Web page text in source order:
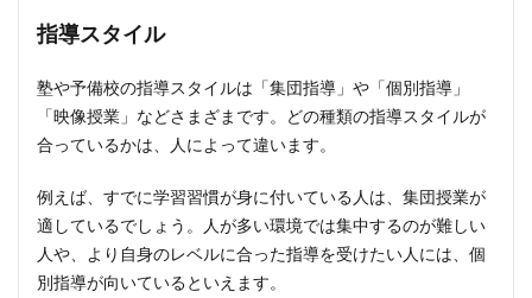
指導スタイル
塾や予備校の指導スタイルは「集団指導」や「個別指導」
「映像授業」などさまざまです。どの種類の指導スタイルが
合っているかは、人によって違います。
例えば、すでに学習習慣が身に付いている人は、集団授業が
適しているでしょう。人が多い環境では集中するのが難しい
人や、より自身のレベルに合った指導を受けたい人には、個
別指導が向いているといえます。